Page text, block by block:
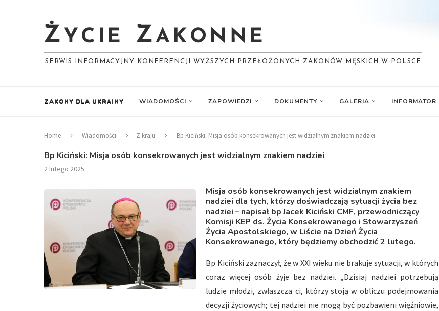
SERWIS INFORMACYJNY KONFERENCJI WYŻSZYCH PRZEŁOŻONYCH ZAKONÓW MĘSKICH W POLSCE
ZAKONY DLA UKRAINY WIADOMOŚCI ZAPOWIEDZI DOKUMENTY GALERIA INFORMATOR
Home Wiadomości Z kraju Bp Kiciński: Misja osób konsekrowanych jest widzialnym znakiem nadziei
Bp Kiciński: Misja osób konsekrowanych jest widzialnym znakiem nadziei
2 lutego 2025
Misja osób konsekrowanych jest widzialnym znakiem
nadziei dla tych, którzy doświadczają sytuacji życia bez
nadziei – napisał bp Jacek Kiciński CMF, przewodniczący
Komisji KEP ds. Życia Konsekrowanego i Stowarzyszeń
Życia Apostolskiego, w Liście na Dzień Życia
Konsekrowanego, który będziemy obchodzić 2 lutego.
Bp Kiciński zaznaczył, że w XXI wieku nie brakuje sytuacji, w których
coraz więcej osób żyje bez nadziei. „Dzisiaj nadziei potrzebują
ludzie młodzi, zwłaszcza ci, którzy stoją w obliczu podejmowania
decyzji życiowych; tej nadziei nie mogą być pozbawieni więźniowie,